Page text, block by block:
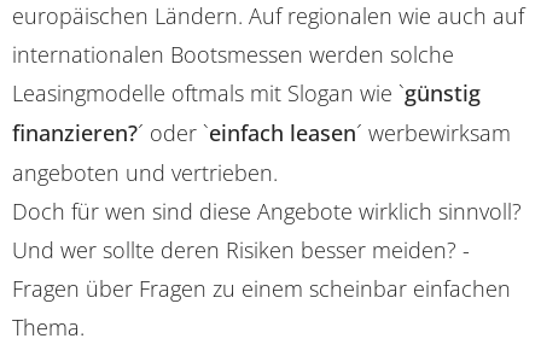
europäischen Ländern. Auf regionalen wie auch auf
internationalen Bootsmessen werden solche
Leasingmodelle oftmals mit Slogan wie `günstig
finanzieren?´ oder `einfach leasen´ werbewirksam
angeboten und vertrieben.
Doch für wen sind diese Angebote wirklich sinnvoll?
Und wer sollte deren Risiken besser meiden? -
Fragen über Fragen zu einem scheinbar einfachen
Thema.